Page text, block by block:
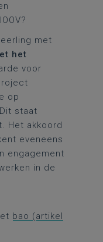
met
het
voor
op
staat
Het akkoord
eveneens
engagement
in de
bao (artikel